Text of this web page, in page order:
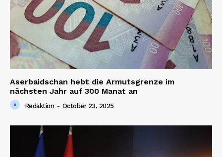
Aserbaidschan hebt die Armutsgrenze im
nächsten Jahr auf 300 Manat an
Redaktion - October 23, 2025